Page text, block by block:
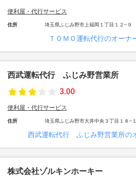
便利屋・代行サービス
住所 埼玉県ふじみ野市上福岡１丁目１２−９
ＴＯＭＯ運転代行のオーナ
西武運転代行 ふじみ野営業所
3.00
便利屋・代行サービス
住所 埼玉県ふじみ野市大井中央３丁目１８−
西武運転代行 ふじみ野営業所の
株式会社ゾルキンホーキー